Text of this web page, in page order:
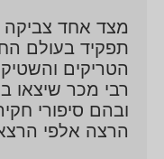
מצד אחד
תפקיד בעולם
הטריקים
רבי מכר שיצאו
ובהם סיפורי
הרצה אלפי